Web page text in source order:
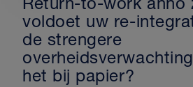
Return-to-work anno
voldoet uw re-
de strengere
het bij papier?